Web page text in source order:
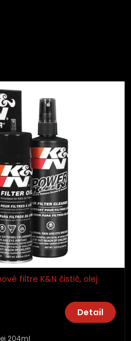
filtre K&N čistič, olej
Detail
204ml